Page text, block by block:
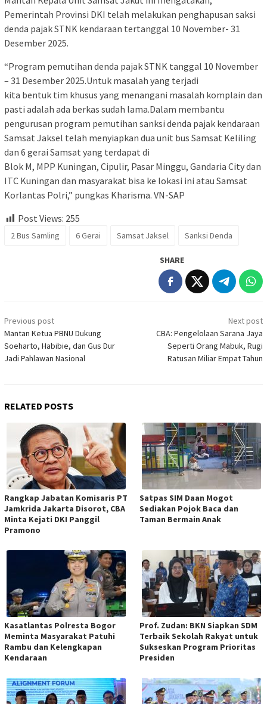
Pemerintah Provinsi DKI telah melakukan penghapusan saksi
denda pajak STNK kendaraan tertanggal 10 November- 31
Desember 2025.
“Program pemutihan denda pajak STNK tanggal 10 November
– 31 Desember 2025.Untuk masalah yang terjadi
kita bentuk tim khusus yang menangani masalah komplain dan
pasti adalah ada berkas sudah lama.Dalam membantu
pengurusan program pemutihan sanksi denda pajak kendaraan
Samsat Jaksel telah menyiapkan dua unit bus Samsat Keliling
dan 6 gerai Samsat yang terdapat di
Blok M, MPP Kuningan, Cipulir, Pasar Minggu, Gandaria City dan
ITC Kuningan dan masyarakat bisa ke lokasi ini atau Samsat
Korlantas Polri,” pungkas Kharisma. VN-SAP
Post Views: 255
2 Bus Samling 6 Gerai Samsat Jaksel Sanksi Denda
SHARE
Post
navigation
Previous post
Mantan Ketua PBNU Dukung
Soeharto, Habibie, dan Gus Dur
Jadi Pahlawan Nasional
Next post
CBA: Pengelolaan Sarana Jaya
Seperti Orang Mabuk, Rugi
Ratusan Miliar Empat Tahun
RELATED POSTS
Rangkap Jabatan Komisaris PT
Jamkrida Jakarta Disorot, CBA
Minta Kejati DKI Panggil
Pramono
Satpas SIM Daan Mogot
Sediakan Pojok Baca dan
Taman Bermain Anak
Kasatlantas Polresta Bogor
Meminta Masyarakat Patuhi
Rambu dan Kelengkapan
Kendaraan
Prof. Zudan: BKN Siapkan SDM
Terbaik Sekolah Rakyat untuk
Sukseskan Program Prioritas
Presiden